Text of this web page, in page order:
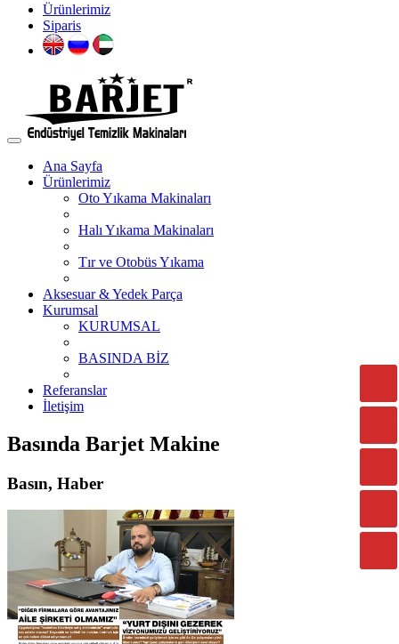
Ürünlerimiz
Siparis
Ana Sayfa
Ürünlerimiz
Oto Yıkama Makinaları
Halı Yıkama Makinaları
Tır ve Otobüs Yıkama
Aksesuar & Yedek Parça
Kurumsal
KURUMSAL
BASINDA BİZ
Referanslar
İletişim
Basında Barjet Makine
Basın, Haber